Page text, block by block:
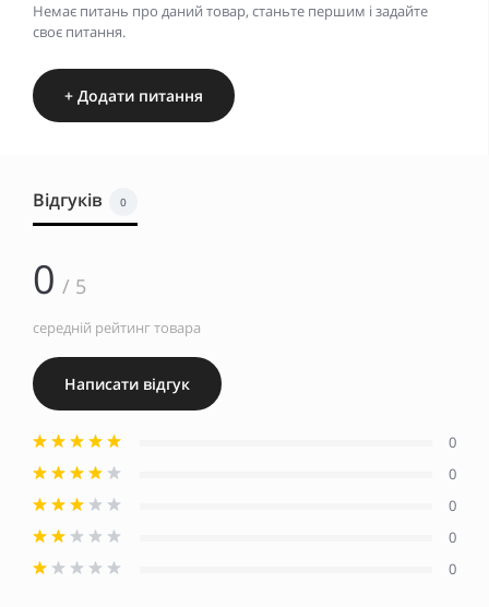
Немає питань про даний товар, станьте першим і задайте
своє питання.
+ Додати питання
Відгуків 0
0 / 5
середній рейтинг товара
Написати відгук
0
0
0
0
0